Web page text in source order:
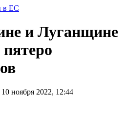
в ЕС
и Луганщине
ноября 2022, 12:44